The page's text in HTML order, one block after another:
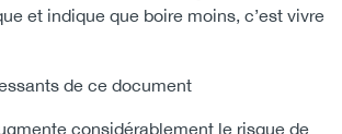
et indique que boire moins, c’est vivre
de ce document
considérablement le risque de